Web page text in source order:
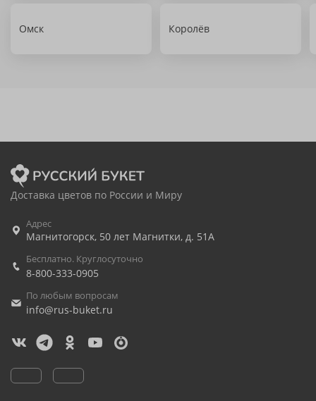
Омск Королёв
Доставка цветов по России и Миру
Адрес
Магнитогорск, 50 лет Магнитки, д. 51А
Бесплатно. Круглосуточно
8-800-333-0905
По любым вопросам
info@rus-buket.ru